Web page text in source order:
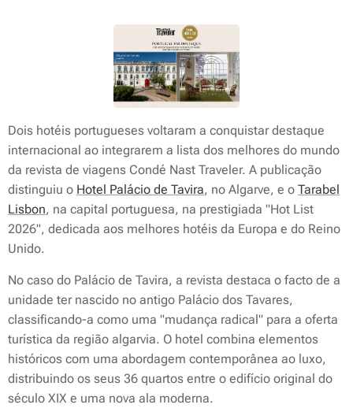
Dois hotéis portugueses voltaram a conquistar destaque
internacional ao integrarem a lista dos melhores do mundo
da revista de viagens Condé Nast Traveler. A publicação
distinguiu o Hotel Palácio de Tavira, no Algarve, e o Tarabel
Lisbon, na capital portuguesa, na prestigiada "Hot List
2026", dedicada aos melhores hotéis da Europa e do Reino
Unido.
No caso do Palácio de Tavira, a revista destaca o facto de a
unidade ter nascido no antigo Palácio dos Tavares,
classificando-a como uma "mudança radical" para a oferta
turística da região algarvia. O hotel combina elementos
históricos com uma abordagem contemporânea ao luxo,
distribuindo os seus 36 quartos entre o edifício original do
século XIX e uma nova ala moderna.